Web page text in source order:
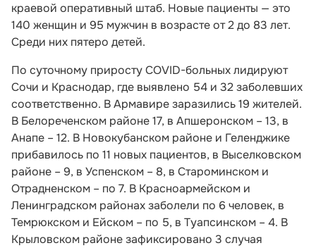
краевой оперативный штаб. Новые пациенты — это
140 женщин и 95 мужчин в возрасте от 2 до 83 лет.
Среди них пятеро детей.
По суточному приросту COVID-больных лидируют
Сочи и Краснодар, где выявлено 54 и 32 заболевших
соответственно. В Армавире заразились 19 жителей.
В Белореченском районе 17, в Апшеронском – 13, в
Анапе – 12. В Новокубанском районе и Геленджике
прибавилось по 11 новых пациентов, в Выселковском
районе – 9, в Успенском – 8, в Староминском и
Отрадненском – по 7. В Красноармейском и
Ленинградском районах заболели по 6 человек, в
Темрюкском и Ейском – по 5, в Туапсинском – 4. В
Крыловском районе зафиксировано 3 случая